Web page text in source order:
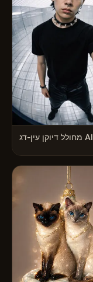
מחולל דיוקן עין-דג AI